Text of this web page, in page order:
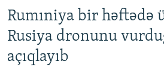
Rumıniya bir həftədə
Rusiya dronunu
açıqlayıb